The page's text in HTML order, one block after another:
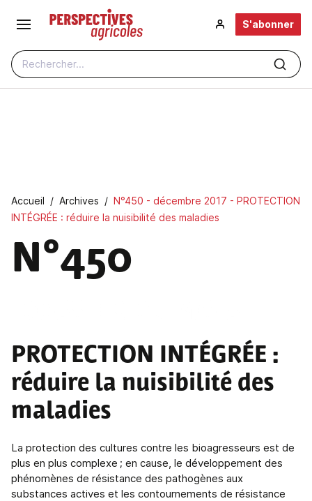
Aller au contenu principal
Rechercher...
S'abonner
Fil d'Ariane
Accueil Archives
N°450 - décembre 2017 - PROTECTION
INTÉGRÉE : réduire la nuisibilité des maladies
N°450
PROTECTION INTÉGRÉE :
réduire la nuisibilité des
maladies
La protection des cultures contre les bioagresseurs est de
plus en plus complexe ; en cause, le développement des
phénomènes de résistance des pathogènes aux
substances actives et les contournements de résistance